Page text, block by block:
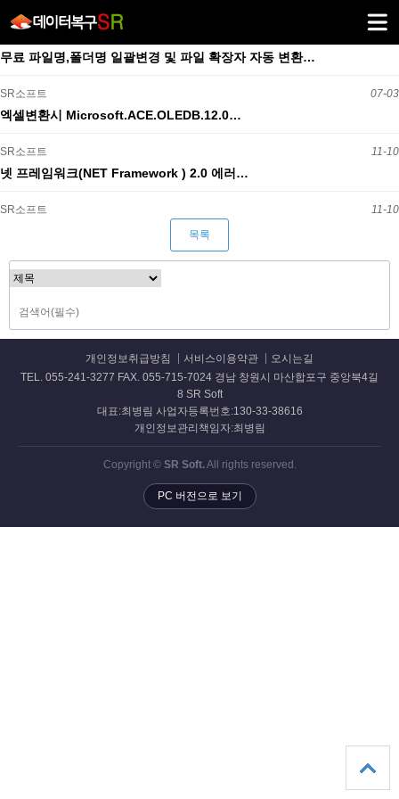
무료 파일명,폴더명 일괄변경 및 파일 확장자 자동 변환…
SR소프트 07-03
엑셀변환시 Microsoft.ACE.OLEDB.12.0…
SR소프트 11-10
넷 프레임워크(NET Framework ) 2.0 에러…
SR소프트
11-10
목록
개인정보취급방침 서비스이용약관
오시는길
TEL. 055-241-3277 FAX. 055-715-7024 경남 창원시 마산합포구 중앙북4길
8 SR Soft
대표:최병림 사업자등록번호:130-33-38616
개인정보관리책임자:최병림
Copyright © SR Soft.All rights reserved.
PC 버전으로 보기